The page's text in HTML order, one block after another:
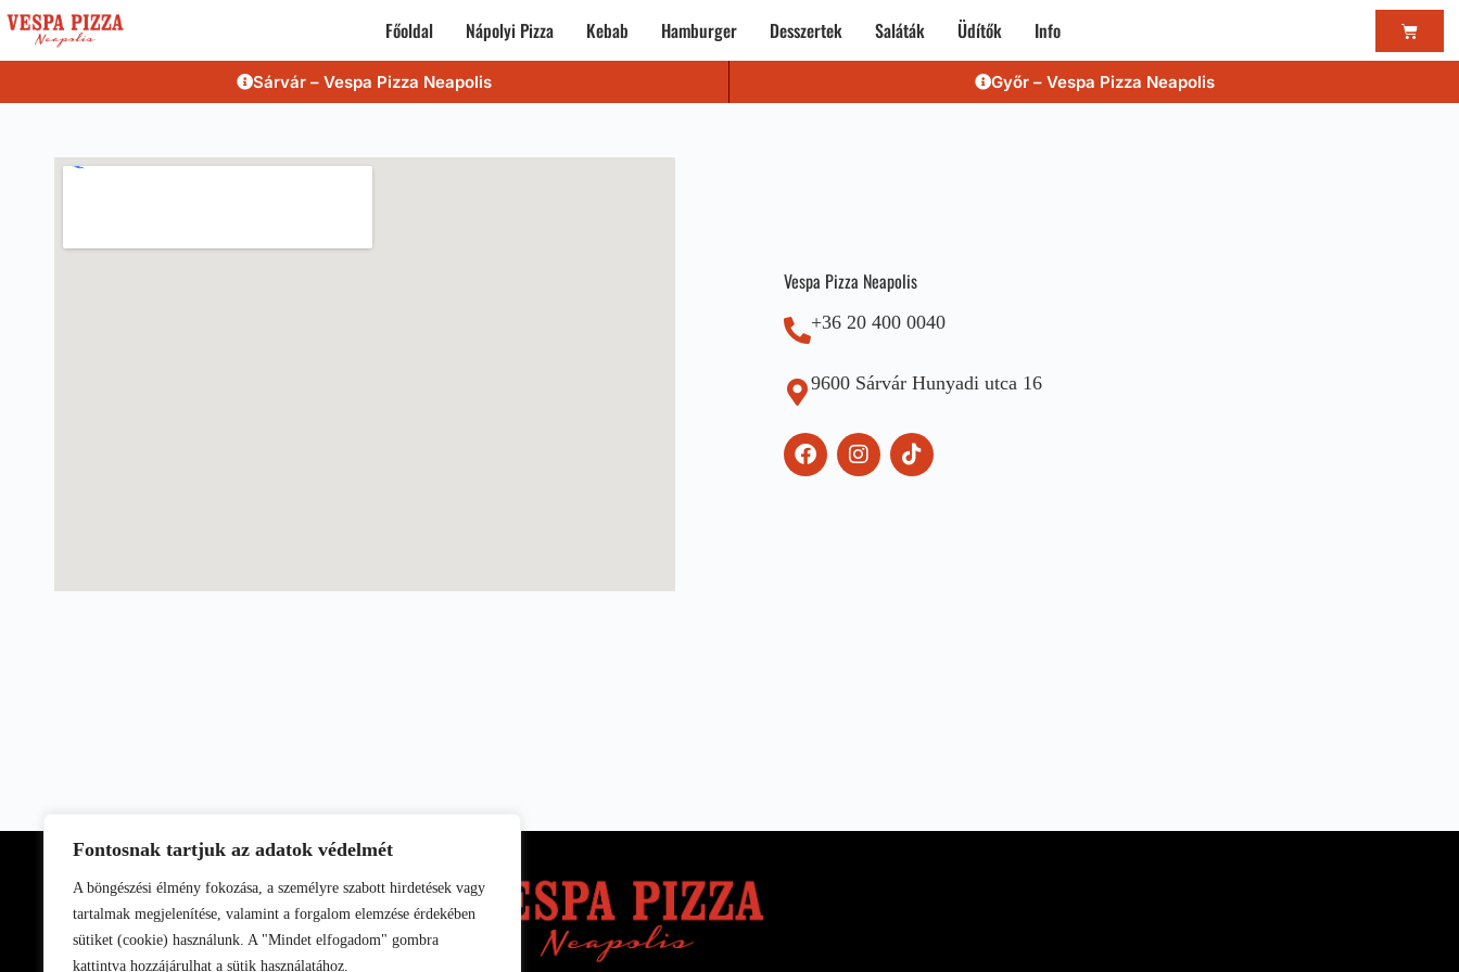
Fontosnak tartjuk az adatok védelmét
A böngészési élmény fokozása, a személyre szabott hirdetések vagy
tartalmak megjelenítése, valamint a forgalom elemzése érdekében
sütiket (cookie) használunk. A "Mindet elfogadom" gombra
kattintva hozzájárulhat a sütik használatához.
Főoldal Nápolyi Pizza Kebab Hamburger Desszertek Saláták Üdítők Info
Sárvár – Vespa Pizza Neapolis Győr – Vespa Pizza Neapolis
Vespa Pizza Neapolis
+36 20 400 0040
9600 Sárvár Hunyadi utca 16